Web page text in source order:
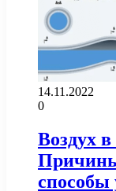
14.11.2022
0
Воздух
способы